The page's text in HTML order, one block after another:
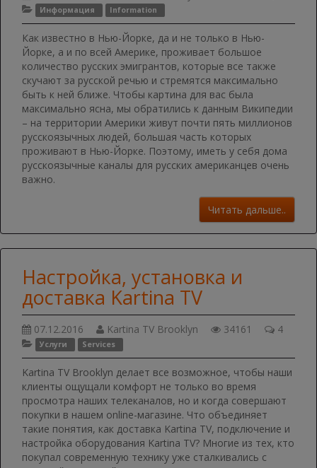
Информация Information
Как известно в Нью-Йорке, да и не только в Нью-
Йорке, а и по всей Америке, проживает большое
количество русских эмигрантов, которые все также
скучают за русской речью и стремятся максимально
быть к ней ближе. Чтобы картина для вас была
максимально ясна, мы обратились к данным Википедии
– на территории Америки живут почти пять миллионов
русскоязычных людей, большая часть которых
проживают в Нью-Йорке. Поэтому, иметь у себя дома
русскоязычные каналы для русских американцев очень
важно.
Читать дальше..
Настройка, установка и
доставка Kartina TV
07.12.2016 Kartina TV Brooklyn 34161 4
Услуги Services
Kartina TV Brooklyn делает все возможное, чтобы наши
клиенты ощущали комфорт не только во время
просмотра наших телеканалов, но и когда совершают
покупки в нашем online-магазине. Что объединяет
такие понятия, как доставка Kartina TV, подключение и
настройка оборудования Kartina TV? Многие из тех, кто
покупал современную технику уже сталкивались с